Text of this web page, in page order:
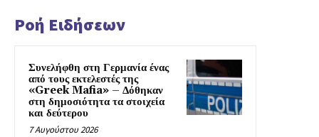
Ροή Ειδήσεων
Συνελήφθη στη Γερμανία ένας
από τους εκτελεστές της
«Greek Mafia» – Δόθηκαν
στη δημοσιότητα τα στοιχεία
και δεύτερου
7 Αυγούστου 2026